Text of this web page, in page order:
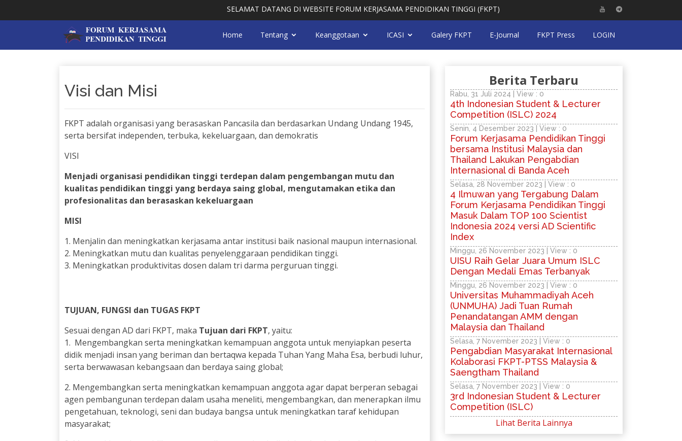
SELAMAT DATANG DI WEBSITE FORUM KERJASAMA PENDIDIKAN TINGGI (FKPT)
Home Tentang Keanggotaan ICASI Galery FKPT E-Journal FKPT Press LOGIN
Visi dan Misi
FKPT adalah organisasi yang berasaskan Pancasila dan berdasarkan Undang Undang 1945,
serta bersifat independen, terbuka, kekeluargaan, dan demokratis
VISI
Menjadi organisasi pendidikan tinggi terdepan dalam pengembangan mutu dan
kualitas pendidikan tinggi yang berdaya saing global, mengutamakan etika dan
profesionalitas dan berasaskan kekeluargaan
MISI
1. Menjalin dan meningkatkan kerjasama antar institusi baik nasional maupun internasional.
2. Meningkatkan mutu dan kualitas penyelenggaraan pendidikan tinggi.
3. Meningkatkan produktivitas dosen dalam tri darma perguruan tinggi.
TUJUAN, FUNGSI dan TUGAS FKPT
Sesuai dengan AD dari FKPT, maka Tujuan dari FKPT, yaitu:
1. Mengembangkan serta meningkatkan kemampuan anggota untuk menyiapkan peserta
didik menjadi insan yang beriman dan bertaqwa kepada Tuhan Yang Maha Esa, berbudi luhur,
serta berwawasan kebangsaan dan berdaya saing global;
2. Mengembangkan serta meningkatkan kemampuan anggota agar dapat berperan sebagai
agen pembangunan terdepan dalam usaha meneliti, mengembangkan, dan menerapkan ilmu
pengetahuan, teknologi, seni dan budaya bangsa untuk meningkatkan taraf kehidupan
masyarakat;
Berita Terbaru
Rabu, 31 Juli 2024 | View : 0
4th Indonesian Student & Lecturer
Competition (ISLC) 2024
Senin, 4 Desember 2023 | View : 0
Forum Kerjasama Pendidikan Tinggi
bersama Institusi Malaysia dan
Thailand Lakukan Pengabdian
Internasional di Banda Aceh
Selasa, 28 November 2023 | View : 0
4 Ilmuwan yang Tergabung Dalam
Forum Kerjasama Pendidikan Tinggi
Masuk Dalam TOP 100 Scientist
Indonesia 2024 versi AD Scientific
Index
Minggu, 26 November 2023 | View : 0
UISU Raih Gelar Juara Umum ISLC
Dengan Medali Emas Terbanyak
Minggu, 26 November 2023 | View : 0
Universitas Muhammadiyah Aceh
(UNMUHA) Jadi Tuan Rumah
Penandatangan AMM dengan
Malaysia dan Thailand
Selasa, 7 November 2023 | View : 0
Pengabdian Masyarakat Internasional
Kolaborasi FKPT-PTSS Malaysia &
Saengtham Thailand
Selasa, 7 November 2023 | View : 0
3rd Indonesian Student & Lecturer
Competition (ISLC)
Lihat Berita Lainnya